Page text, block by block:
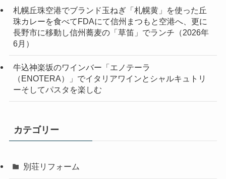
札幌丘珠空港でブランド玉ねぎ「札幌黄」を使った丘
珠カレーを食べてFDAにて信州まつもと空港へ、更に
長野市に移動し信州蕎麦の「草笛」でランチ（2026年
6月）
牛込神楽坂のワインバー「エノテーラ
（ENOTERA）」でイタリアワインとシャルキュトリ
ーそしてパスタを楽しむ
カテゴリー
別荘リフォーム